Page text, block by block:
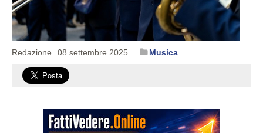
Redazione 08 settembre 2025 Musica